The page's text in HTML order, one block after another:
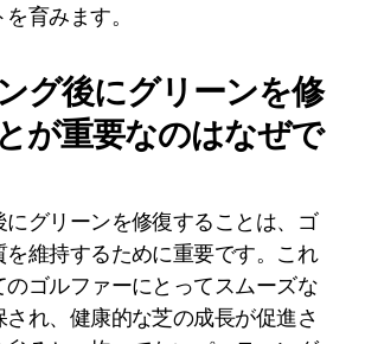
育みます。
グ後にグリーンを修
が重要なのはなぜで
グリーンを修復することは、ゴ
を維持するために重要です。これ
のゴルファーにとってスムーズな
れ、健康的な芝の成長が促進さ